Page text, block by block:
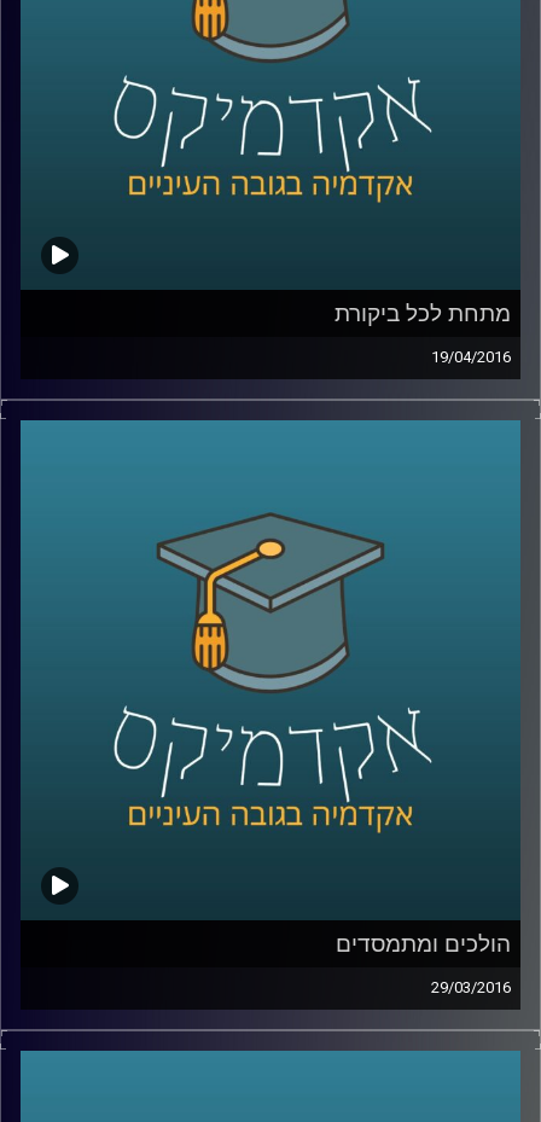
השאלות הבאות בטרם תאזינו לתכנית: באיזו
מידה אתם אנשים בעלי רצון חופשי וחופש
בחירה? האם אתם מאמינים בענישה ומאילו
טעמים? עכשיו– Play!
קרדיט תמונות:AudioVersity
מתחת לכל ביקורת
19/04/2016
אוהבים ביקורת? ביקורתיים כלפי עצמכם או
פרופסור תמר שגיא חוקרת יחסים בין קבוצות,
והפעם מתמקדת בשאלת השפעתה של ביקורת
על הקבוצה המבקרת, על הקבוצה המבוקרת
ועל קבוצות חיצוניות לסכסוך .
AudioVersity
הולכים ומתמסדים
29/03/2016
ראש החוג למדיניות ציבורית באוניברסיטת תל